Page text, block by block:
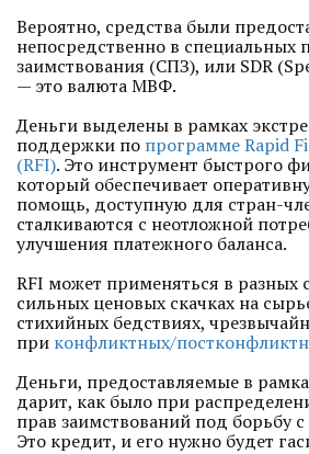
Вероятно, средства были
непосредственно в специальных
заимствования (СПЗ), или SDR
— это валюта МВФ.
Деньги выделены в рамках
поддержки по программе Rapid
(RFI). Это инструмент быстрого
который обеспечивает
помощь, доступную для стран-
сталкиваются с неотложной
улучшения платежного баланса.
RFI может применяться в разных
сильных ценовых скачках на
стихийных бедствиях,
при конфликтных/
Деньги, предоставляемые в
дарит, как было при
прав заимствований под борьбу
Это кредит, и его нужно будет